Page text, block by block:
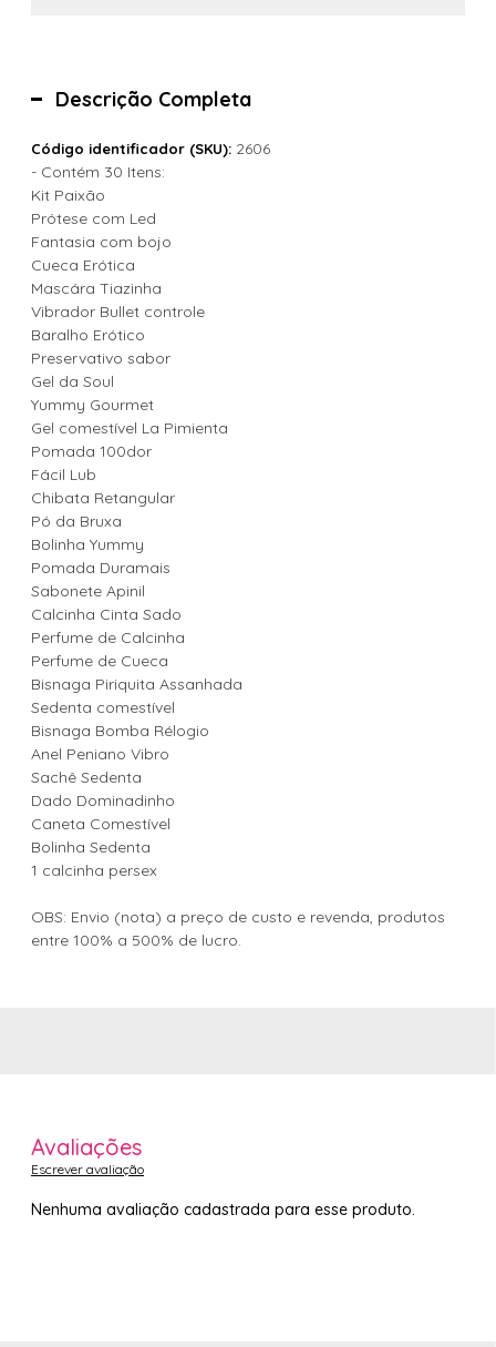
Descrição Completa
Código identificador (SKU): 2606
- Contém 30 Itens:
Kit Paixão
Prótese com Led
Fantasia com bojo
Cueca Erótica
Mascára Tiazinha
Vibrador Bullet controle
Baralho Erótico
Preservativo sabor
Gel da Soul
Yummy Gourmet
Gel comestível La Pimienta
Pomada 100dor
Fácil Lub
Chibata Retangular
Pó da Bruxa
Bolinha Yummy
Pomada Duramais
Sabonete Apinil
Calcinha Cinta Sado
Perfume de Calcinha
Perfume de Cueca
Bisnaga Piriquita Assanhada
Sedenta comestível
Bisnaga Bomba Rélogio
Anel Peniano Vibro
Sachê Sedenta
Dado Dominadinho
Caneta Comestível
Bolinha Sedenta
1 calcinha persex
OBS: Envio (nota) a preço de custo e revenda, produtos
entre 100% a 500% de lucro.
Avaliações
Escrever avaliação
Nenhuma avaliação cadastrada para esse produto.